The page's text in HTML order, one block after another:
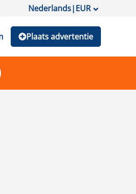
Nederlands|EUR
Plaats advertentie